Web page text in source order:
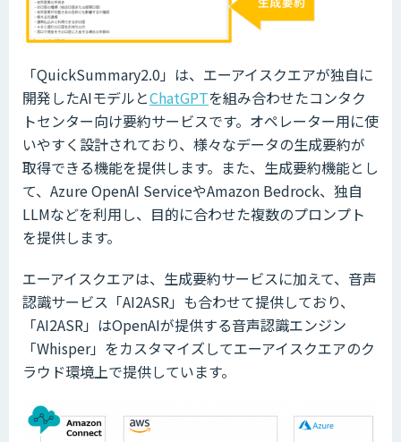
「QuickSummary2.0」は、エーアイスクエアが独自に
開発したAIモデルとChatGPTを組み合わせたコンタク
トセンター向け要約サービスです。オペレーター用に使
いやすく設計されており、様々なデータの生成要約が
取得できる機能を提供します。また、生成要約機能とし
て、Azure OpenAI ServiceやAmazon Bedrock、独自
LLMなどを利用し、目的に合わせた複数のプロンプト
を提供します。
エーアイスクエアは、生成要約サービスに加えて、音声
認識サービス「AI2ASR」も合わせて提供しており、
「AI2ASR」はOpenAIが提供する音声認識エンジン
「Whisper」をカスタマイズしてエーアイスクエアのク
ラウド環境上で提供しています。